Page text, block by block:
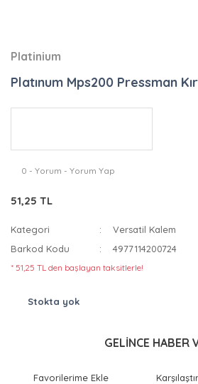
Platinium
Platınum Mps200 Pressman
0 - Yorum - Yorum Yap
51,25 TL
Kategori
Versatil Kalem
Barkod Kodu
4977114200724
* 51,25 TL den başlayan taksitlerle!
Stokta yok
GELİNCE HABER
Karşılaştır